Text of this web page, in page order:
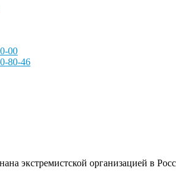
00
80-46
экстремистской организацией в